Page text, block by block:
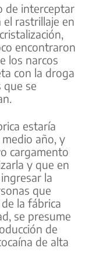
de interceptar
rastrillaje en
encontraron
los narcos
con la droga
se
estaría
año, y
cargamento
y que en
la
que
la fábrica
se presume
de
de alta